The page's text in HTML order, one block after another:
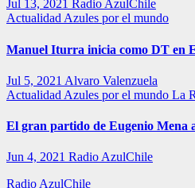
Jul 13, 2021 Radio AzulChile
Actualidad Azules por el mundo
Manuel Iturra inicia como DT en
Jul 5, 2021 Alvaro Valenzuela
Actualidad Azules por el mundo La
El gran partido de Eugenio Mena
Jun 4, 2021 Radio AzulChile
Radio AzulChile